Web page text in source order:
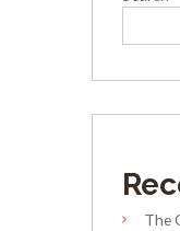
The